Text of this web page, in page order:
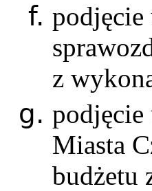
podjęcie
z
podjęcie
Miasta
budżetu